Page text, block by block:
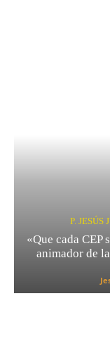
P. JESÚS
«Que cada CEP
animador de